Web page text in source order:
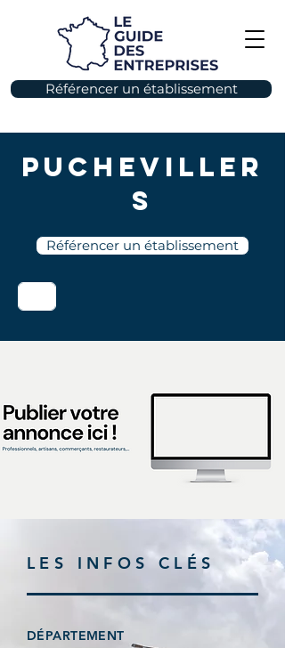
Référencer un établissement
Pucheviller
s
Référencer un établissement
LES INFOS CLÉS
DÉPARTEMENT